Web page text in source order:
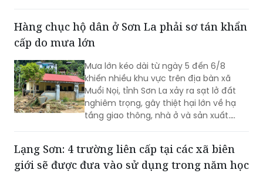
Hàng chục hộ dân ở Sơn La phải sơ tán khẩn
cấp do mưa lớn
Mưa lớn kéo dài từ ngày 5 đến 6/8
khiến nhiều khu vực trên địa bàn xã
Muổi Nọi, tỉnh Sơn La xảy ra sạt lở đất
nghiêm trọng, gây thiệt hại lớn về hạ
tầng giao thông, nhà ở và sản xuất.
nguy hiểm.
Lạng Sơn: 4 trường liên cấp tại các xã biên
giới sẽ được đưa vào sử dụng trong năm học